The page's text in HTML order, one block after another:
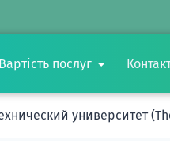
Вартість послуг
университет